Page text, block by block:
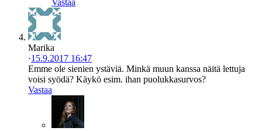
Vastaa
Marika
·15.9.2017 16:47
Emme ole sienien ystäviä. Minkä muun kanssa näitä lettuja
voisi syödä? Käykö esim. ihan puolukkasurvos?
Vastaa